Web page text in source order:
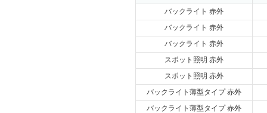
バックライト 赤外
バックライト 赤外
バックライト 赤外
スポット照明 赤外
スポット照明 赤外
バックライト薄型タイプ 赤外
バックライト薄型タイプ 赤外